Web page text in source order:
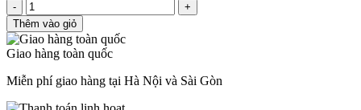
-
+
Thêm vào giỏ
Giao hàng toàn quốc
Miễn phí giao hàng tại Hà Nội và Sài Gòn